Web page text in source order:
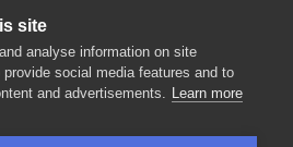
WROCŁAW
BERLIN
PRAGA
site
analyse information on site
social media features and to
and advertisements. Learn more